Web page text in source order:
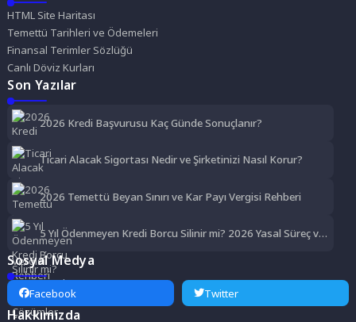
HTML Site Haritası
Temettü Tarihleri ve Ödemeleri
Finansal Terimler Sözlüğü
Canlı Döviz Kurları
Son Yazılar
2026 Kredi Başvurusu Kaç Günde Sonuçlanır?
Ticari Alacak Sigortası Nedir ve Şirketinizi Nasıl Korur?
2026 Temettü Beyan Sınırı ve Kar Payı Vergisi Rehberi
5 Yıl Ödenmeyen Kredi Borcu Silinir mi? 2026 Yasal Süreç ve
Çözümler
Sosyal Medya
Facebook Twitter
Hakkımızda